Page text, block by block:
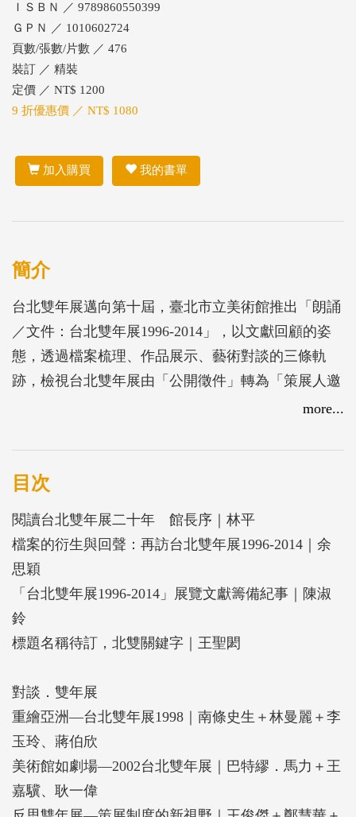
ＩＳＢＮ ／ 9789860550399
ＧＰＮ ／ 1010602724
頁數/張數/片數 ／ 476
裝訂 ／ 精裝
定價 ／ NT$ 1200
9 折優惠價 ／ NT$ 1080
加入購買 我的書單
簡介
台北雙年展邁向第十屆，臺北市立美術館推出「朗誦
／文件：台北雙年展1996-2014」，以文獻回顧的姿
態，透過檔案梳理、作品展示、藝術對談的三條軌
跡，檢視台北雙年展由「公開徵件」轉為「策展人邀
more...
目次
閱讀台北雙年展二十年 館長序｜林平
檔案的衍生與回聲：再訪台北雙年展1996-2014｜余
思穎
「台北雙年展1996-2014」展覽文獻籌備紀事｜陳淑
鈴
標題名稱待訂，北雙關鍵字｜王聖閎
對談．雙年展
重繪亞洲—台北雙年展1998｜南條史生＋林曼麗＋李
玉玲、蔣伯欣
美術館如劇場—2002台北雙年展｜巴特繆．馬力＋王
嘉驥、耿一偉